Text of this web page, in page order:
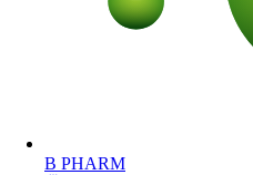
B PHARM